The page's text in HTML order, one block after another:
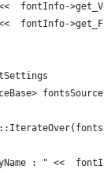
fontInfo-
fontInfo-
: " <<